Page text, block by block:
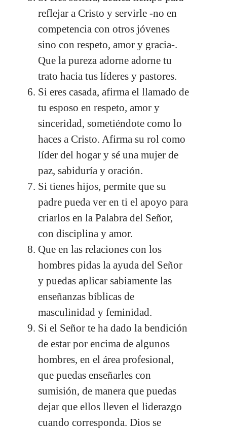
reflejar a Cristo y servirle -no en
competencia con otros jóvenes
sino con respeto, amor y gracia-.
Que la pureza adorne adorne tu
trato hacia tus líderes y pastores.
Si eres casada, afirma el llamado de
tu esposo en respeto, amor y
sinceridad, sometiéndote como lo
haces a Cristo. Afirma su rol como
líder del hogar y sé una mujer de
paz, sabiduría y oración.
Si tienes hijos, permite que su
padre pueda ver en ti el apoyo para
criarlos en la Palabra del Señor,
con disciplina y amor.
Que en las relaciones con los
hombres pidas la ayuda del Señor
y puedas aplicar sabiamente las
enseñanzas bíblicas de
masculinidad y feminidad.
Si el Señor te ha dado la bendición
de estar por encima de algunos
hombres, en el área profesional,
que puedas enseñarles con
sumisión, de manera que puedas
dejar que ellos lleven el liderazgo
cuando corresponda. Dios se